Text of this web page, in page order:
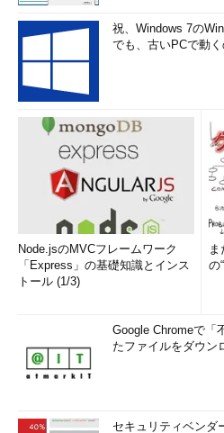
祝、Windows 7の
でも、古いPCで動
Node.jsのMVCフレームワーク
「Express」の基礎知識とインス
トール (1/3)
の
Google Chromeで「
たファイルをダウン
セキュリティベンダ